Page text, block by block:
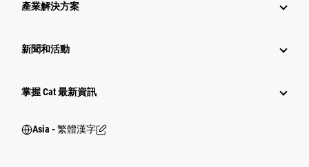
產業解決方案
新聞和活動
掌握 Cat 最新資訊
Asia - 繁體漢字